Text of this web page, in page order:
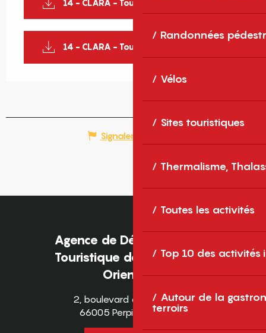
Randonnées
Vélos
Sites touristiques
Thermalisme,
Toutes les activités
Top 10 des activités
Autour de la
terroirs
14 - CLARA - Tour de Sant Esteve
14 - CLARA - Tour de Sant Esteve
Signaler une erreur
Agence de Développement
Touristique des Pyrénées-
Orientales
2, boulevard des Pyrénées
66005 Perpignan Cedex